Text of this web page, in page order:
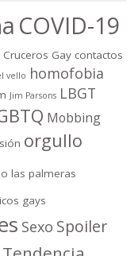
COVID-19
Cruceros Gay contactos
vello homofobia
Jim Parsons LBGT
Mobbing
orgullo
las palmeras
gays
Sexo Spoiler